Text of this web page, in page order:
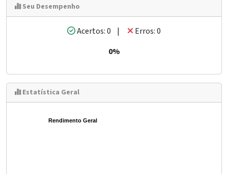
Seu Desempenho
Acertos: 0 |
Erros: 0
0%
Estatística Geral
Rendimento Geral